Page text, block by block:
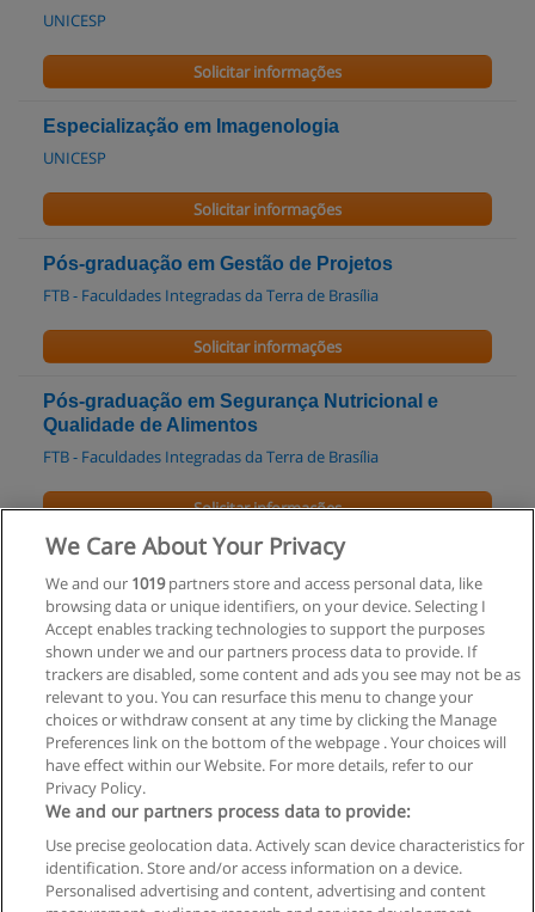
UNICESP
Solicitar informações
Especialização em Imagenologia
UNICESP
Solicitar informações
Pós-graduação em Gestão de Projetos
FTB - Faculdades Integradas da Terra de Brasília
Solicitar informações
Pós-graduação em Segurança Nutricional e
Qualidade de Alimentos
FTB - Faculdades Integradas da Terra de Brasília
Solicitar informações
Especialização em Assistência de Enfermagem
em Unidade de Terapia Intensiva
UNIEURO - Centro Universitário
Solicitar informações
Regras de uso
Privacidade de dados
Entrar em contato com Educaedu
We Care About Your Privacy
We and our 1019partners store and access personal data, like
browsing data or unique identifiers, on your device. Selecting I
Accept enables tracking technologies to support the purposes
shown under we and our partners process data to provide. If
trackers are disabled, some content and ads you see may not be as
relevant to you. You can resurface this menu to change your
choices or withdraw consent at any time by clicking the Manage
Preferences link on the bottom of the webpage . Your choices will
have effect within our Website. For more details, refer to our
Privacy Policy.
We and our partners process data to provide:
Use precise geolocation data. Actively scan device characteristics for
identification. Store and/or access information on a device.
Personalised advertising and content, advertising and content